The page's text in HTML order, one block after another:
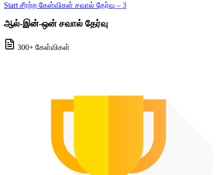
Start சீரற்ற கேள்விகள் சவால் தேர்வு – 3
ஆல்-இன்-ஒன் சவால் தேர்வு
300+ கேள்விகள்